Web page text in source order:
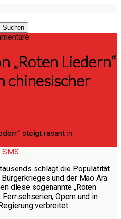
„Roten Liedern“
chinesischer
SMS
schlägt die Populatität
und der Mao Ära
diese sogenannte „Roten
Opern und in
verbreitet.